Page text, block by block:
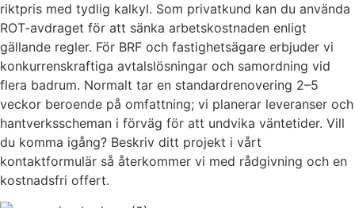
riktpris med tydlig kalkyl. Som privatkund kan du använda
ROT-avdraget för att sänka arbetskostnaden enligt
gällande regler. För BRF och fastighetsägare erbjuder vi
konkurrenskraftiga avtalslösningar och samordning vid
flera badrum. Normalt tar en standardrenovering 2–5
veckor beroende på omfattning; vi planerar leveranser och
hantverksscheman i förväg för att undvika väntetider. Vill
du komma igång? Beskriv ditt projekt i vårt
kontaktformulär så återkommer vi med rådgivning och en
kostnadsfri offert.